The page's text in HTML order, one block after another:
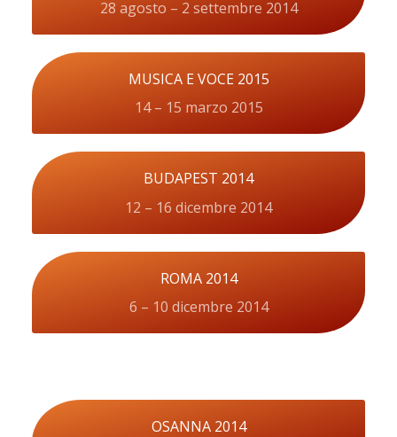
28 agosto – 2 settembre 2014
MUSICA E VOCE 2015
14 – 15 marzo 2015
BUDAPEST 2014
12 – 16 dicembre 2014
ROMA 2014
6 – 10 dicembre 2014
OSANNA 2014